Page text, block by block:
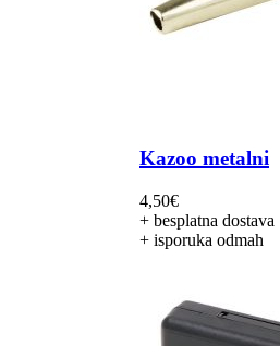
Kazoo metalni
4,50€
+ besplatna dostava
+ isporuka odmah